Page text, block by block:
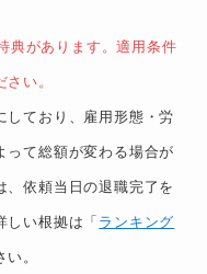
円
円
典があります。適用条件
い。
ており、雇用形態・労
って総額が変わる場合が
、依頼当日の退職完了を
い根拠は「 ランキング
。